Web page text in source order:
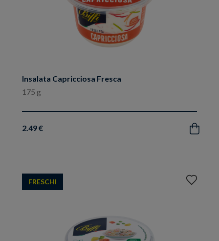
Insalata Capricciosa Fresca
175 g
2.49 € Acquista
FRESCHI
Aggiungi